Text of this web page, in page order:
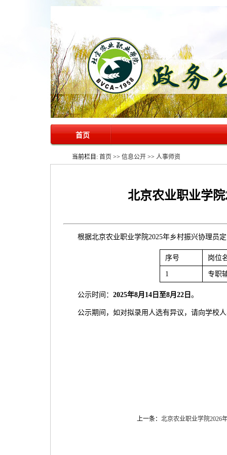
首页
当前栏目: 首页 >> 信息公开 >> 人事师资
北京农业职业学
根据北京农业职业学院2025年乡村振兴协理员
序号 岗位
1 专职
公示时间： 2025年8月 14 日至8月 22 日 。
公示期间，如对拟录用人选有异议，请向学校
上一条： 北京农业职业学院2026